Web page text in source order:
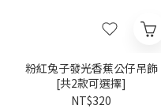
粉紅兔子發光香蕉公仔吊飾
[共2款可選擇]
NT$320